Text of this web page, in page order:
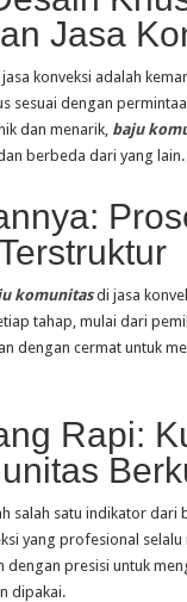
Jasa
konveksi adalah
sesuai dengan
dan menarik, baju
berbeda dari yang lain.
komunitasdi jasa
tahap, mulai dari
dengan cermat untuk
Rapi:
salah satu indikator dari
yang profesional
dengan presisi untuk
dipakai.